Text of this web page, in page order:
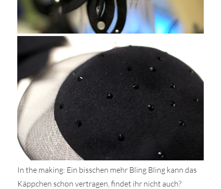
In the making: Ein bisschen mehr Bling Bling kann das
Käppchen schon vertragen, findet ihr nicht auch?